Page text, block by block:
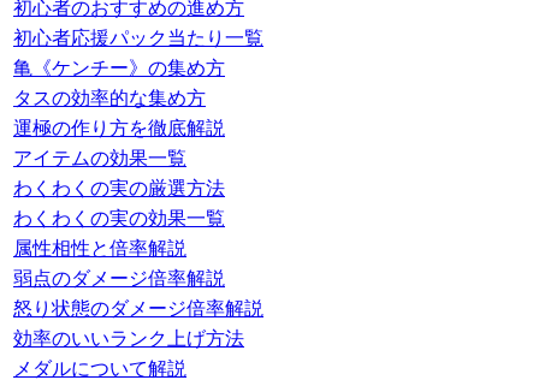
初心者のおすすめの進め方
初心者応援パック当たり一覧
亀《ケンチー》の集め方
タスの効率的な集め方
運極の作り方を徹底解説
アイテムの効果一覧
わくわくの実の厳選方法
わくわくの実の効果一覧
属性相性と倍率解説
弱点のダメージ倍率解説
怒り状態のダメージ倍率解説
効率のいいランク上げ方法
メダルについて解説